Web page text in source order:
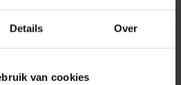
Details Over
van cookies